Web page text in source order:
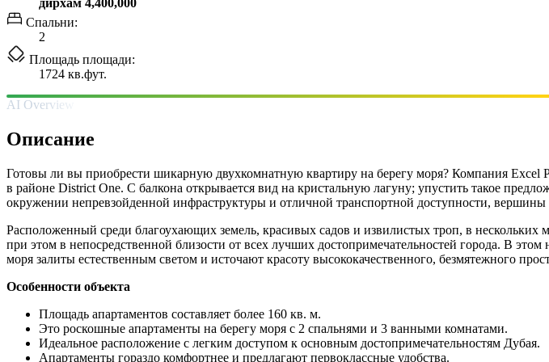
Спальни:
2
Площадь площади:
1724 кв.фут.
AI Overview
Описание
Готовы ли вы приобрести шикарную двухкомнатную квартиру на берегу моря? Компания Excel
в районе District One. С балкона открывается вид на кристальную лагуну; упустить такое
окружении непревзойденной инфраструктуры и отличной транспортной доступности,
Расположенный среди благоухающих земель, красивых садов и извилистых троп, в
при этом в непосредственной близости от всех лучших достопримечательностей города. В
моря залиты естественным светом и источают красоту высококачественного, безмятежного
Особенности объекта
Площадь апартаментов составляет более 160 кв. м.
Это роскошные апартаменты на берегу моря с 2 спальнями и 3 ванными комнатами.
Идеальное расположение с легким доступом к основным достопримечательностям Дубая.
Апартаменты гораздо комфортнее и предлагают первоклассные удобства.